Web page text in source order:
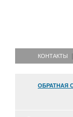
КОНТАКТЫ
ОБРАТНАЯ